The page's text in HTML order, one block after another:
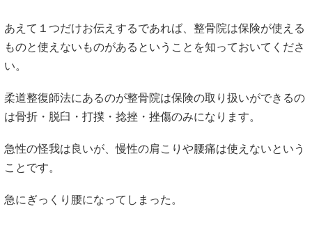
あえて１つだけお伝えするであれば、整骨院は保険が使える
ものと使えないものがあるということを知っておいてくださ
い。
柔道整復師法にあるのが整骨院は保険の取り扱いができるの
は骨折・脱臼・打撲・捻挫・挫傷のみになります。
急性の怪我は良いが、慢性の肩こりや腰痛は使えないという
ことです。
急にぎっくり腰になってしまった。